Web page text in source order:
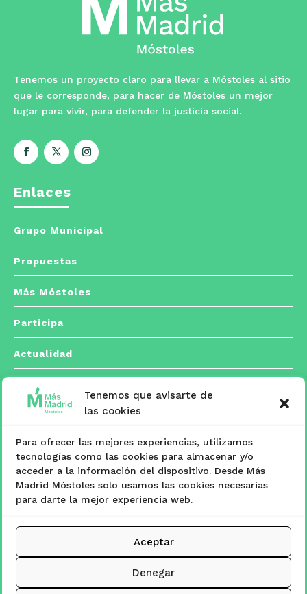
Tenemos que avisarte de
las cookies
Para ofrecer las mejores experiencias, utilizamos
tecnologías como las cookies para almacenar y/o
acceder a la información del dispositivo. Desde Más
Madrid Móstoles solo usamos las cookies necesarias
para darte la mejor experiencia web.
Aceptar
Denegar
Tenemos un proyecto claro para llevar a Móstoles al sitio
que le corresponde, para hacer de Móstoles un mejor
lugar para vivir, para defender la justicia social.
Enlaces
Grupo Municipal
Propuestas
Más Móstoles
Participa
Actualidad
Contacto
 C/ Españoleto, 5 posterior. 28933 Móstoles,
Madrid
 www.masmadridmostoles.org